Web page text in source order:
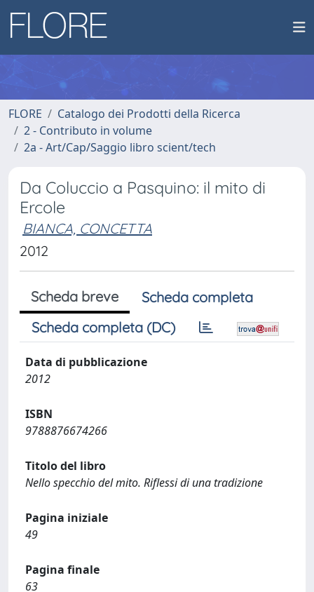
FLORE
Catalogo dei Prodotti della Ricerca
2 - Contributo in volume
2a - Art/Cap/Saggio libro scient/tech
Da Coluccio a Pasquino: il mito di
Ercole
BIANCA, CONCETTA
2012
Scheda breve
Scheda completa
Scheda completa (DC)
Data di pubblicazione
2012
ISBN
9788876674266
Titolo del libro
Nello specchio del mito. Riflessi di una tradizione
Pagina iniziale
49
Pagina finale
63